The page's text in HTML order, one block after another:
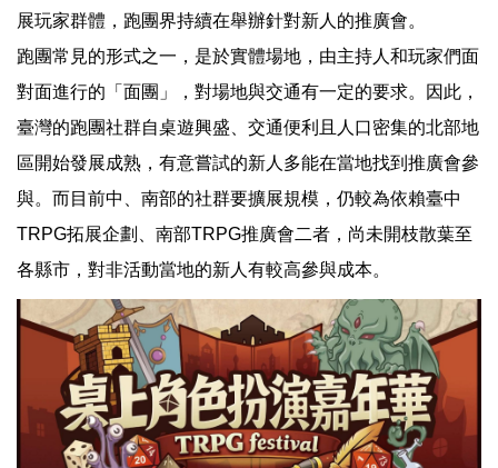
展玩家群體，跑團界持續在舉辦針對新人的推廣會。
跑團常見的形式之一，是於實體場地，由主持人和玩家們面
對面進行的「面團」，對場地與交通有一定的要求。因此，
臺灣的跑團社群自桌遊興盛、交通便利且人口密集的北部地
區開始發展成熟，有意嘗試的新人多能在當地找到推廣會參
與。而目前中、南部的社群要擴展規模，仍較為依賴臺中
TRPG拓展企劃、南部TRPG推廣會二者，尚未開枝散葉至
各縣市，對非活動當地的新人有較高參與成本。